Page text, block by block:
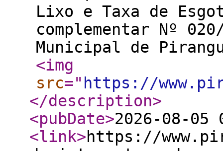
Lixo e Taxa de
complementar Nº
Municipal de
<img
src=" https://
</description>
<pubDate>2026-08-05
<link>https://